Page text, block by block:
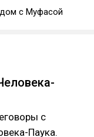
с Муфасой
с
Паука.